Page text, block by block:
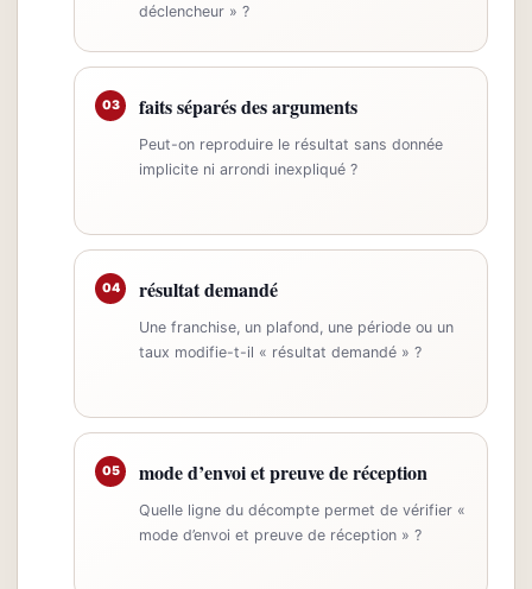
déclencheur » ?
03 faits séparés des arguments
Peut-on reproduire le résultat sans donnée
implicite ni arrondi inexpliqué ?
04 résultat demandé
Une franchise, un plafond, une période ou un
taux modifie-t-il « résultat demandé » ?
05 mode d’envoi et preuve de réception
Quelle ligne du décompte permet de vérifier «
mode d’envoi et preuve de réception » ?